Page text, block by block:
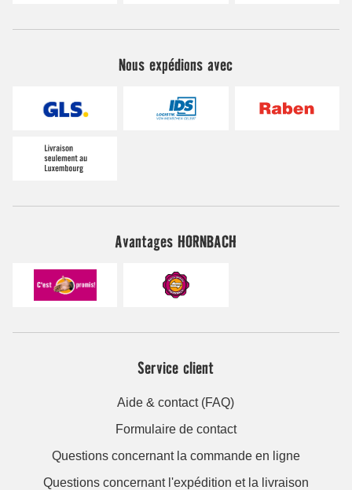
Nous expédions avec
Avantages HORNBACH
Service client
Aide & contact (FAQ)
Formulaire de contact
Questions concernant la commande en ligne
Questions concernant l'expédition et la livraison